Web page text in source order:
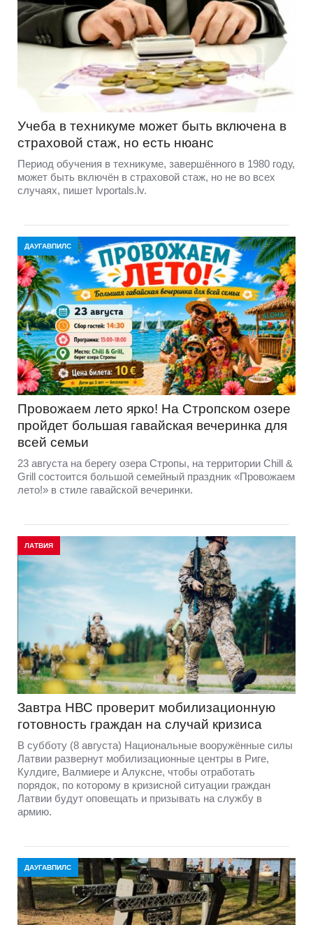
Учеба в техникуме может быть включена в
страховой стаж, но есть нюанс
Период обучения в техникуме, завершённого в 1980 году,
может быть включён в страховой стаж, но не во всех
случаях, пишет lvportals.lv.
ДАУГАВПИЛС
Провожаем лето ярко! На Стропском озере
пройдет большая гавайская вечеринка для
всей семьи
23 августа на берегу озера Стропы, на территории Chill &
Grill состоится большой семейный праздник «Провожаем
лето!» в стиле гавайской вечеринки.
ЛАТВИЯ
Завтра НВС проверит мобилизационную
готовность граждан на случай кризиса
В субботу (8 августа) Национальные вооружённые силы
Латвии развернут мобилизационные центры в Риге,
Кулдиге, Валмиере и Алуксне, чтобы отработать
порядок, по которому в кризисной ситуации граждан
Латвии будут оповещать и призывать на службу в
армию.
ДАУГАВПИЛС